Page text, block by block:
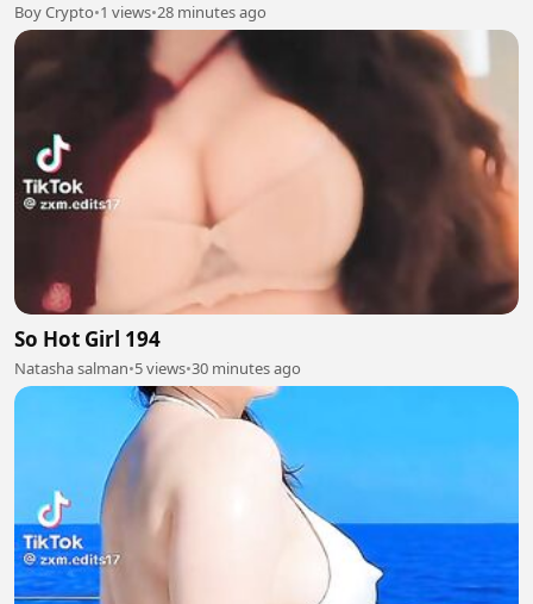
Boy Crypto•1 views•28 minutes ago
So Hot Girl 194
Natasha salman•5 views•30 minutes ago